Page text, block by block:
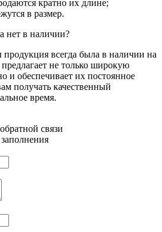
кратно их длине;
в размер.
нет в наличии?
всегда была в наличии на
не только широкую
и обеспечивает их постоянное
получать качественный
время.
связи